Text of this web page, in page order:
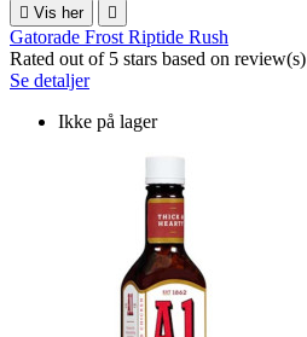
 Vis her 
Gatorade Frost Riptide Rush
Rated out of 5 stars based on review(s)
Se detaljer
Ikke på lager